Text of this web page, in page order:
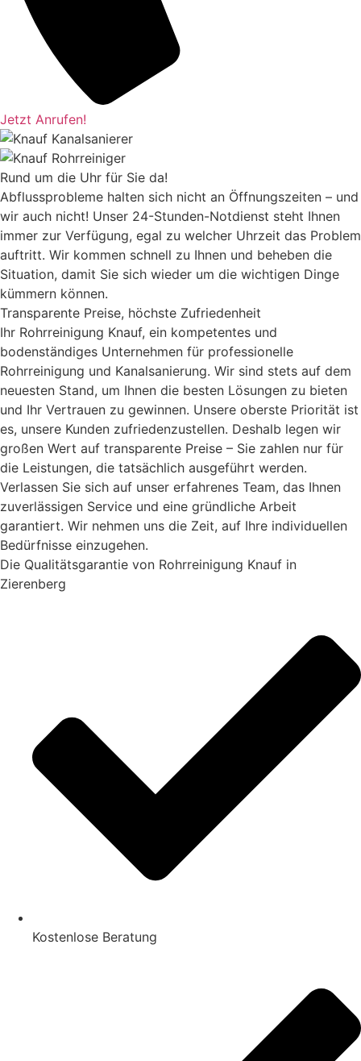
Jetzt Anrufen!
Rund um die Uhr für Sie da!
Abflussprobleme halten sich nicht an Öffnungszeiten – und
wir auch nicht! Unser 24-Stunden-Notdienst steht Ihnen
immer zur Verfügung, egal zu welcher Uhrzeit das Problem
auftritt. Wir kommen schnell zu Ihnen und beheben die
Situation, damit Sie sich wieder um die wichtigen Dinge
kümmern können.
Transparente Preise, höchste Zufriedenheit
Ihr Rohrreinigung Knauf, ein kompetentes und
bodenständiges Unternehmen für professionelle
Rohrreinigung und Kanalsanierung. Wir sind stets auf dem
neuesten Stand, um Ihnen die besten Lösungen zu bieten
und Ihr Vertrauen zu gewinnen. Unsere oberste Priorität ist
es, unsere Kunden zufriedenzustellen. Deshalb legen wir
großen Wert auf transparente Preise – Sie zahlen nur für
die Leistungen, die tatsächlich ausgeführt werden.
Verlassen Sie sich auf unser erfahrenes Team, das Ihnen
zuverlässigen Service und eine gründliche Arbeit
garantiert. Wir nehmen uns die Zeit, auf Ihre individuellen
Bedürfnisse einzugehen.
Die Qualitätsgarantie von Rohrreinigung Knauf in
Zierenberg
Kostenlose Beratung